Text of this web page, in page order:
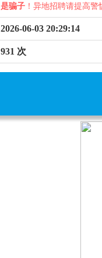
是骗子 ！异地招聘请提高警
2026-06-03 20:29:14
931 次